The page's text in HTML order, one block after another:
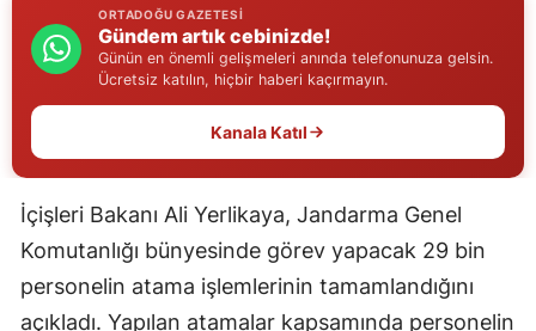
Giresun
Gümüşhane
Isparta
Mersin
ORTADOĞU GAZETESI
Gündem artık cebinizde!
Günün en önemli gelişmeleri anında telefonunuza gelsin.
Ücretsiz katılın, hiçbir haberi kaçırmayın.
Kanala Katıl
İçişleri Bakanı Ali Yerlikaya, Jandarma Genel
Komutanlığı bünyesinde görev yapacak 29 bin
personelin atama işlemlerinin tamamlandığını
açıkladı. Yapılan atamalar kapsamında personelin